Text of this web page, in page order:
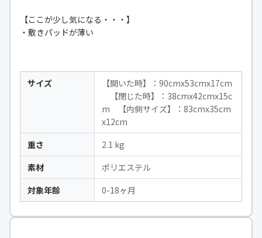
【ここが少し気になる・・・】
・敷きパッドが薄い
サイズ
【開いた時】：90cmx53cmx17cm
【閉じた時】：38cmx42cmx15c
m 【内側サイズ】：83cmx35cm
x12cm
重さ
2.1 kg
素材
ポリエステル
対象年齢
0-18ヶ月